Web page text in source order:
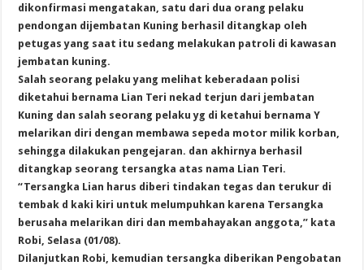
dikonfirmasi mengatakan, satu dari dua orang pelaku
pendongan dijembatan Kuning berhasil ditangkap oleh
petugas yang saat itu sedang melakukan patroli di kawasan
jembatan kuning.
Salah seorang pelaku yang melihat keberadaan polisi
diketahui bernama Lian Teri nekad terjun dari jembatan
Kuning dan salah seorang pelaku yg di ketahui bernama Y
melarikan diri dengan membawa sepeda motor milik korban,
sehingga dilakukan pengejaran. dan akhirnya berhasil
ditangkap seorang tersangka atas nama Lian Teri.
“Tersangka Lian harus diberi tindakan tegas dan terukur di
tembak d kaki kiri untuk melumpuhkan karena Tersangka
berusaha melarikan diri dan membahayakan anggota,” kata
Robi, Selasa (01/08).
Dilanjutkan Robi, kemudian tersangka diberikan Pengobatan